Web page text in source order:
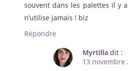
souvent dans les palettes il y
n’utilise jamais ! biz
Répondre
Myrtilla dit :
13 novembre